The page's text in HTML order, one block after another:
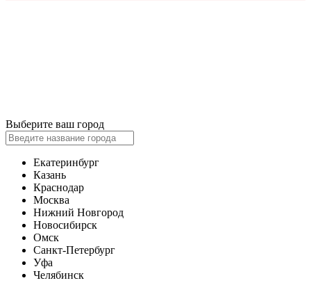
Выберите ваш город
Екатеринбург
Казань
Краснодар
Москва
Нижний Новгород
Новосибирск
Омск
Санкт-Петербург
Уфа
Челябинск